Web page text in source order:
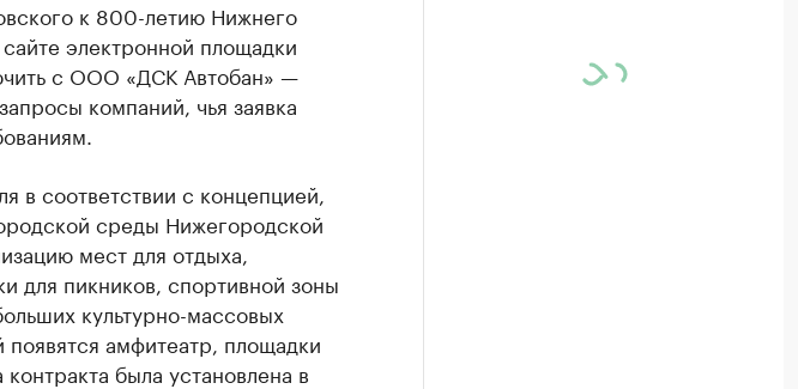
к 800-летию Нижнего
электронной площадки
с ООО «ДСК Автобан» —
компаний, чья заявка
в соответствии с концепцией,
среды Нижегородской
мест для отдыха,
для пикников, спортивной зоны
культурно-массовых
амфитеатр, площадки
была установлена в